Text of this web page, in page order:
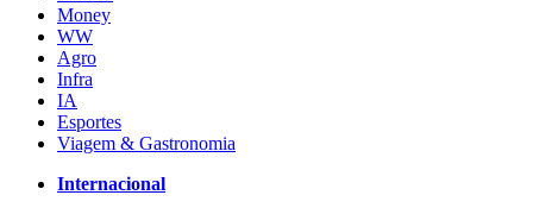
Money
WW
Agro
Infra
IA
Esportes
Viagem & Gastronomia
Internacional